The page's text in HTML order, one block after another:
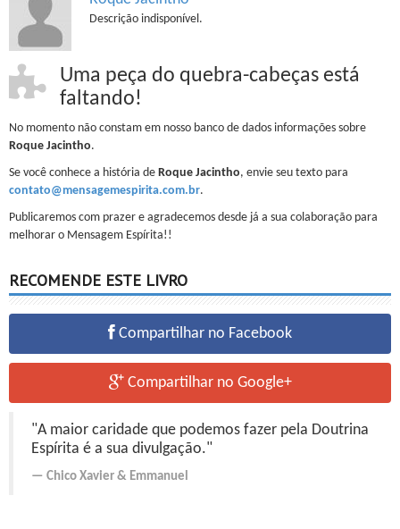
Descrição indisponível.
Uma peça do quebra-cabeças está
faltando!
No momento não constam em nosso banco de dados informações sobre
Roque Jacintho.
Se você conhece a história de Roque Jacintho, envie seu texto para
contato@mensagemespirita.com.br.
Publicaremos com prazer e agradecemos desde já a sua colaboração para
melhorar o Mensagem Espírita!!
RECOMENDE ESTE LIVRO
Compartilhar no Facebook
Compartilhar no Google+
"A maior caridade que podemos fazer pela Doutrina
Espírita é a sua divulgação."
Chico Xavier & Emmanuel